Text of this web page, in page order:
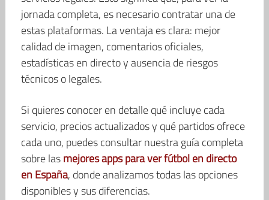
jornada completa, es necesario contratar una de
estas plataformas. La ventaja es clara: mejor
calidad de imagen, comentarios oficiales,
estadísticas en directo y ausencia de riesgos
técnicos o legales.
Si quieres conocer en detalle qué incluye cada
servicio, precios actualizados y qué partidos ofrece
cada uno, puedes consultar nuestra guía completa
sobre lasmejores apps para ver fútbol en directo
en España, donde analizamos todas las opciones
disponibles y sus diferencias.